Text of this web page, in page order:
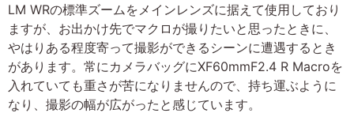
LM WRの標準ズームをメインレンズに据えて使用しており
ますが、お出かけ先でマクロが撮りたいと思ったときに、
やはりある程度寄って撮影ができるシーンに遭遇するとき
があります。常にカメラバッグにXF60mmF2.4 R Macroを
入れていても重さが苦になりませんので、持ち運ぶように
なり、撮影の幅が広がったと感じています。